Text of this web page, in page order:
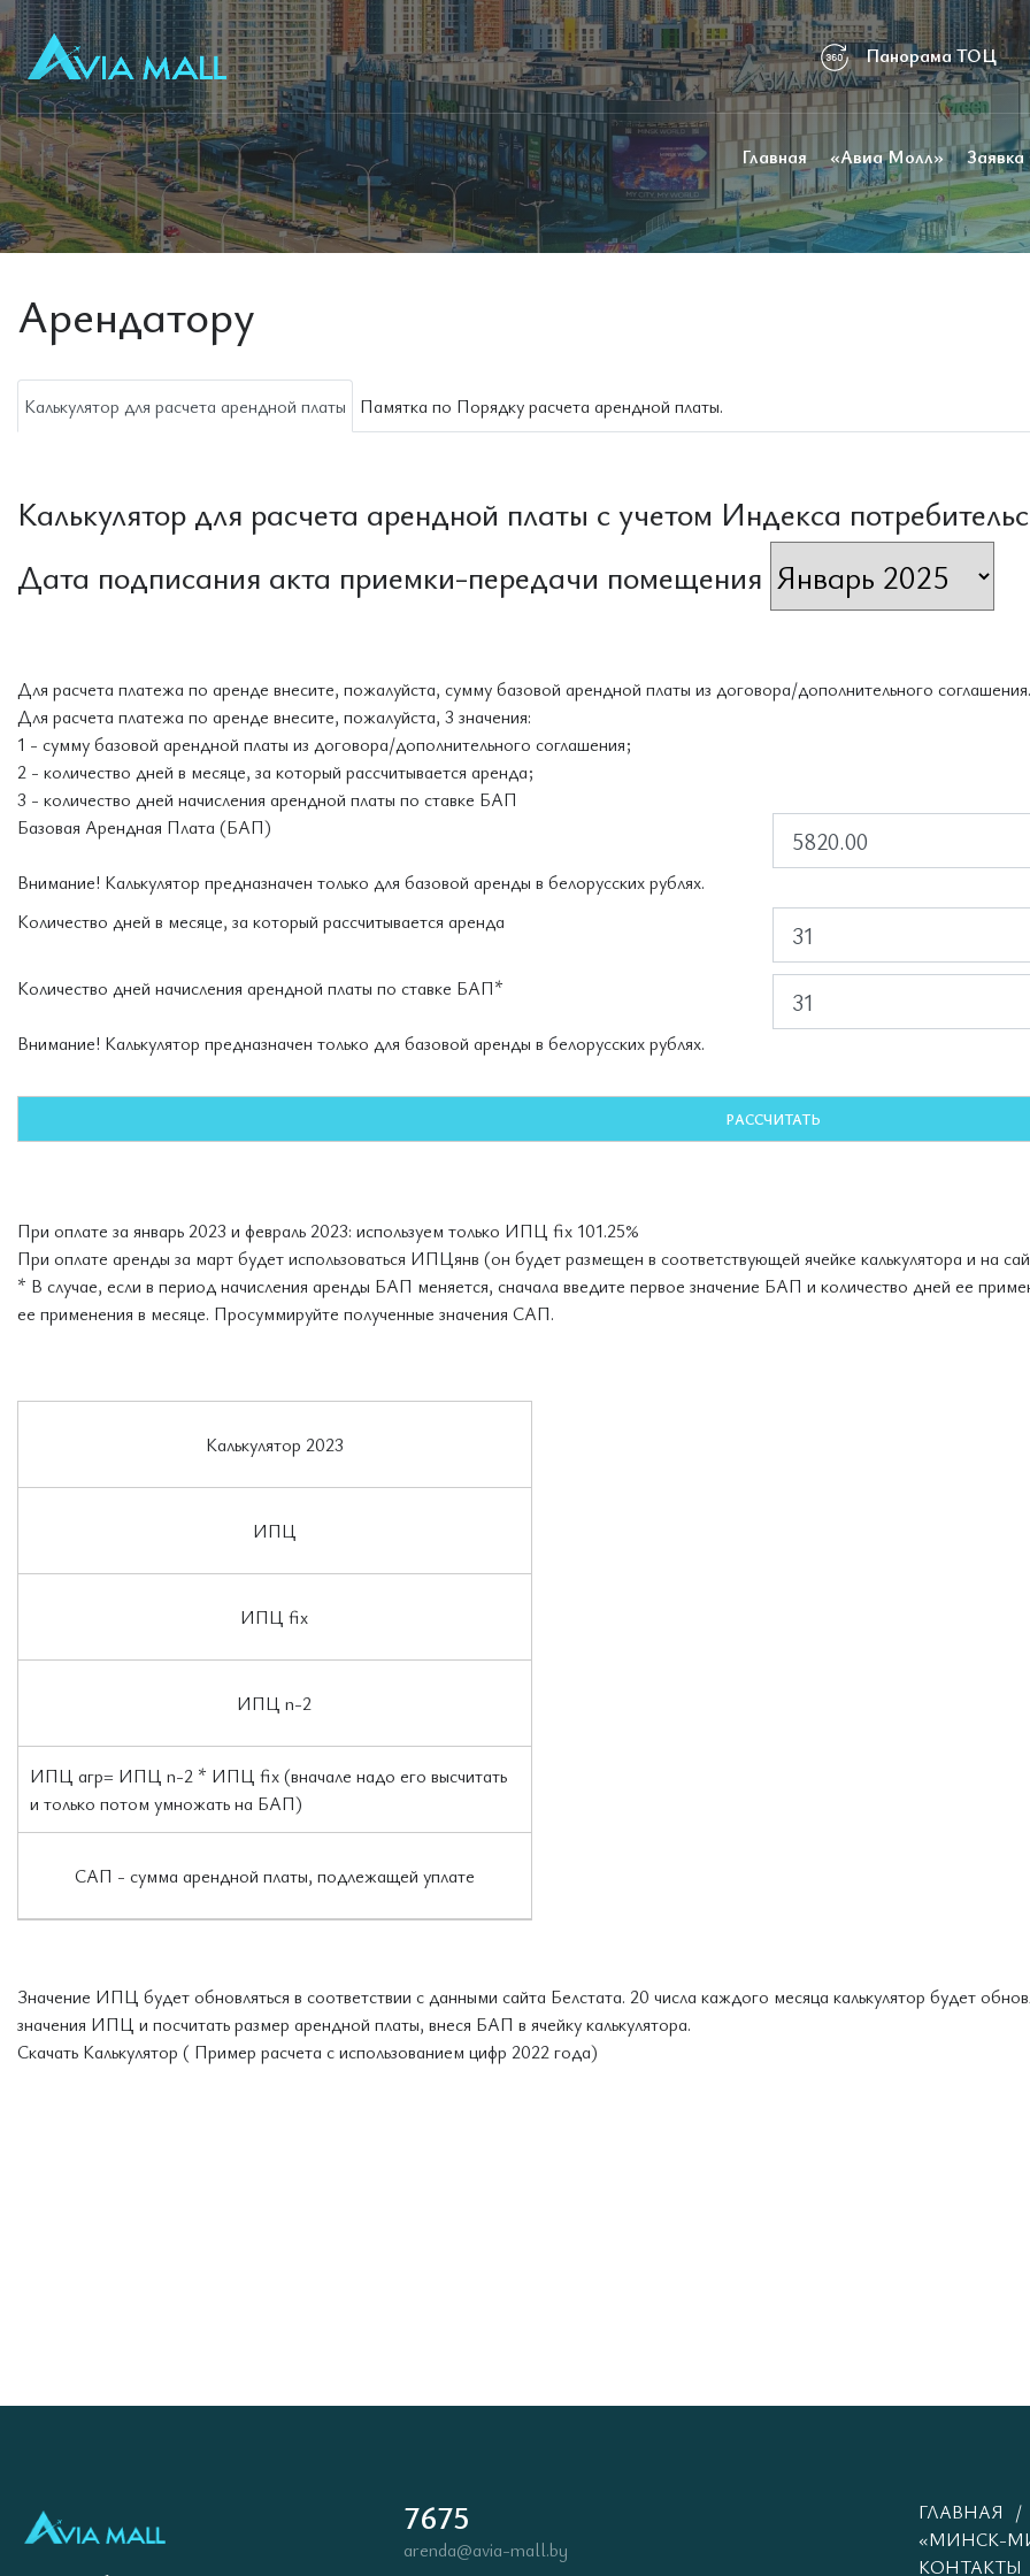
Панорама ТОЦ
Главная «Авиа Молл»
Арендатору
Калькулятор для расчета арендной платы Памятка по Порядку расчета арендной платы.
Калькулятор для расчета арендной платы с учетом Индекса
Дата подписания акта приемки-передачи помещения
Для расчета платежа по аренде внесите, пожалуйста, сумму базовой арендной платы из договора/дополнительного соглашения.
Для расчета платежа по аренде внесите, пожалуйста, 3 значения:
1 - сумму базовой арендной платы из договора/дополнительного соглашения;
2 - количество дней в месяце, за который рассчитывается аренда;
3 - количество дней начисления арендной платы по ставке БАП
Базовая Арендная Плата (БАП)
Внимание! Калькулятор предназначен только для базовой аренды в белорусских рублях.
Количество дней в месяце, за который рассчитывается аренда
Количество дней начисления арендной платы по ставке БАП*
Внимание! Калькулятор предназначен только для базовой аренды в белорусских рублях.
РАССЧИТАТЬ
При оплате за январь 2023 и февраль 2023: используем только ИПЦ fix 101.25%
При оплате аренды за март будет использоваться ИПЦянв (он будет размещен в соответствующей ячейке калькулятора и на
* В случае, если в период начисления аренды БАП меняется, сначала введите первое значение БАП и количество дней ее
ее применения в месяце. Просуммируйте полученные значения САП.
Калькулятор 2023
ИПЦ
ИПЦ fix
ИПЦ n-2
ИПЦ агр= ИПЦ n-2 * ИПЦ fix (вначале надо его высчитать
и только потом умножать на БАП)
САП - сумма арендной платы, подлежащей уплате
Значение ИПЦ будет обновляться в соответствии с данными сайта Белстата. 20 числа каждого месяца калькулятор будет
значения ИПЦ и посчитать размер арендной платы, внеся БАП в ячейку калькулятора.
Скачать Калькулятор ( Пример расчета с использованием цифр 2022 года)
7675
arenda@avia-mall.by
ГЛАВНАЯ
«МИНСК-
КОНТАКТЫ